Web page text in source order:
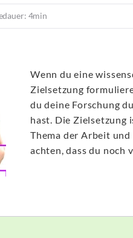
4min
Wenn du eine
Zielsetzung
du deine Forschung
hast. Die Zielsetzung
Thema der Arbeit und
achten, dass du noch